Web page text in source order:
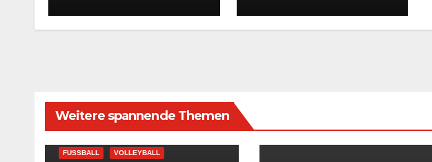
Weitere spannende Themen
FUSSBALL VOLLEYBALL